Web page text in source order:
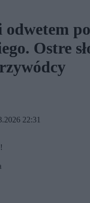
Ostre
22:31